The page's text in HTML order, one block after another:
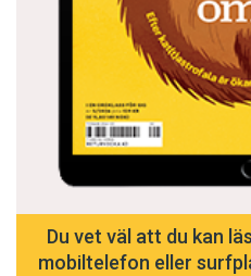
Du vet väl att du kan
mobiltelefon eller